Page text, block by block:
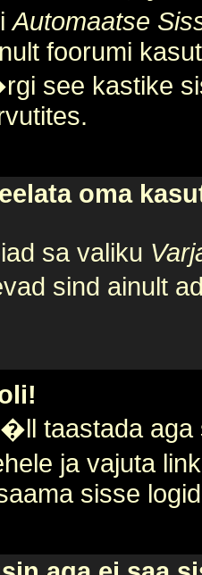
Automaatse
foorumi
see kastike
oma
sa valiku
sind ainult
taastada aga
ja vajuta
sisse